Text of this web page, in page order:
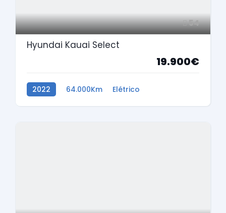
54
Hyundai Kauai Select
19.900€
2022 64.000Km Elétrico